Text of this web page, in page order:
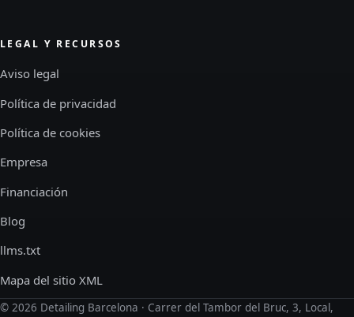
LEGAL Y RECURSOS
Aviso legal
Política de privacidad
Política de cookies
Empresa
Financiación
Blog
llms.txt
Mapa del sitio XML
© 2026 Detailing Barcelona · Carrer del Tambor del Bruc, 3, Local,